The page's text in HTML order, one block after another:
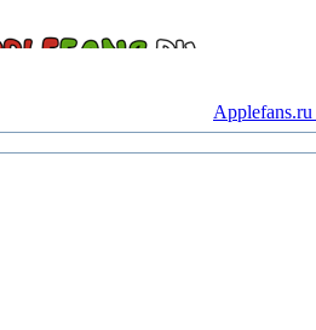
Applefans.ru